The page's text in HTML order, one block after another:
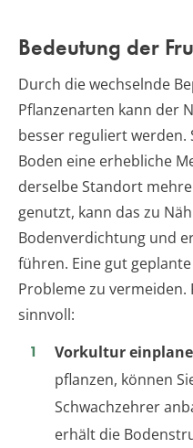
Bedeutung der
Durch die wechselnde
Pflanzenarten kann der
besser reguliert
Boden eine erhebliche
derselbe Standort
genutzt, kann das zu
Bodenverdichtung und
führen. Eine gut
Probleme zu vermeiden.
sinnvoll:
Vorkultur
pflanzen, können
Schwachzehrer
erhält die